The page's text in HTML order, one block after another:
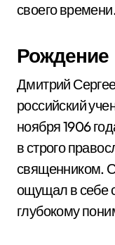
своего
Рождение
Дмитрий
российский
ноября 1906
в строго
священником. С
ощущал в себе
глубокому